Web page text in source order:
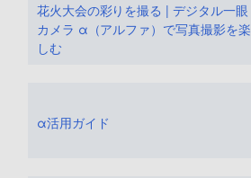
花火大会の彩りを撮る | デジタル一眼
カメラ α（アルファ）で写真撮影を楽
しむ
α活用ガイド